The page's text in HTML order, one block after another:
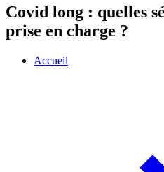
Covid long : quelles
prise en charge ?
Accueil